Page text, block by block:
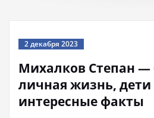
2 декабря 2023
Михалков Степан —
личная жизнь,
интересные факты